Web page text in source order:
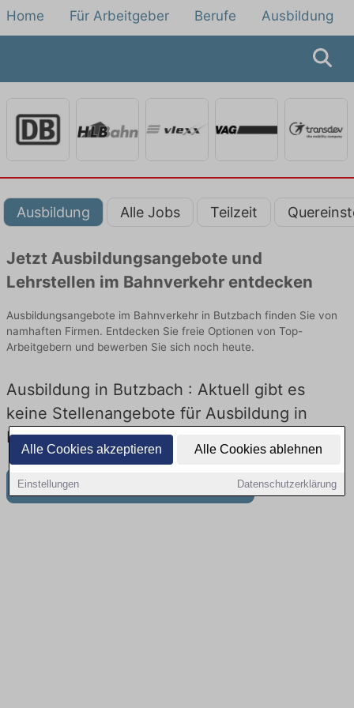
Alle Cookies akzeptieren Alle Cookies ablehnen
Einstellungen Datenschutzerklärung
Home Für Arbeitgeber Berufe Ausbildung
Ausbildung Alle Jobs Teilzeit
Jetzt Ausbildungsangebote und
Lehrstellen im Bahnverkehr entdecken
Ausbildungsangebote im Bahnverkehr in Butzbach finden Sie von
namhaften Firmen. Entdecken Sie freie Optionen von Top-
Arbeitgebern und bewerben Sie sich noch heute.
Ausbildung in Butzbach : Aktuell gibt es
keine Stellenangebote für Ausbildung in
Butzbach
Weitere Jobangebote in Butzbach